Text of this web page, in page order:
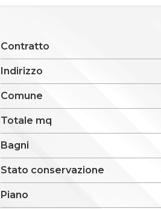
Contratto
Indirizzo
Comune
Totale mq
Bagni
Stato conservazione
Piano